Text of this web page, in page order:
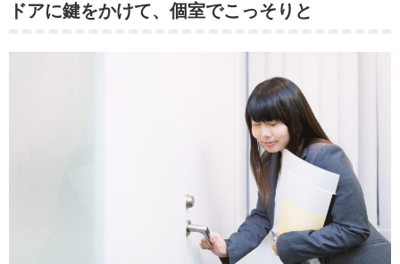
ドアに鍵をかけて、個室でこっそりと